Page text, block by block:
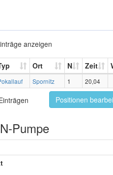
anzeigen
Ort N Zeit
Spornitz 1 20,04
Positionen
Pumpe